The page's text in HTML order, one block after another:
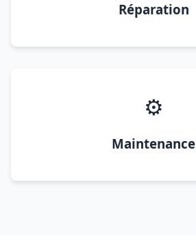
Réparation
⚙️
Maintenance